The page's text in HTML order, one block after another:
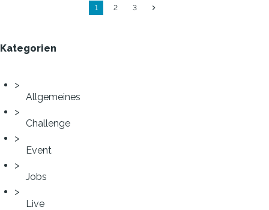
1 2 3
Kategorien
Allgemeines
Challenge
Event
Jobs
Live